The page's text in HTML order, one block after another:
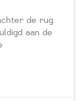
de rug.
aan de